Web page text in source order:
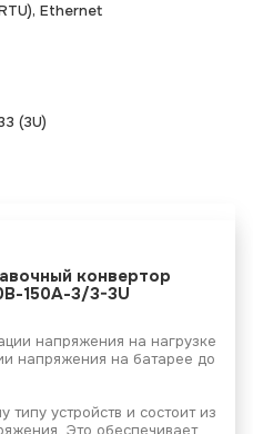
Ethernet
(3U)
конвертор
150А-3/3-3U
напряжения на нагрузке
напряжения на батарее до
устройств и состоит из